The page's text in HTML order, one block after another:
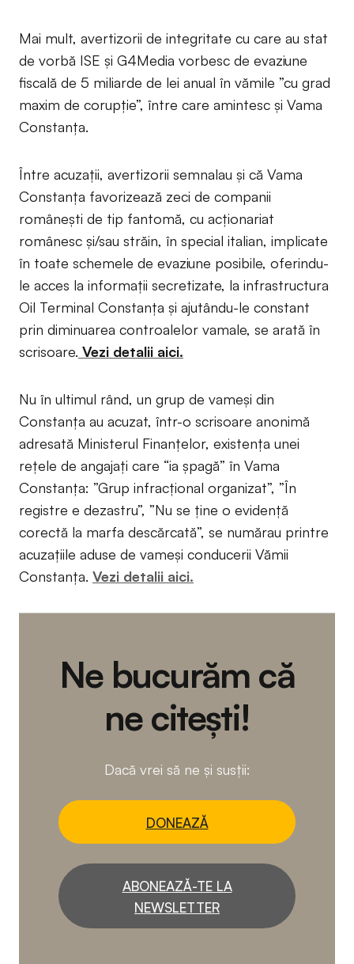
Mai mult, avertizorii de integritate cu care au stat
de vorbă ISE și G4Media vorbesc de evaziune
fiscală de 5 miliarde de lei anual în vămile ”cu grad
maxim de corupție”, între care amintesc și Vama
Constanța.
Între acuzații, avertizorii semnalau și că Vama
Constanța favorizează zeci de companii
românești de tip fantomă, cu acționariat
românesc și/sau străin, în special italian, implicate
în toate schemele de evaziune posibile, oferindu-
le acces la informații secretizate, la infrastructura
Oil Terminal Constanța și ajutându-le constant
prin diminuarea controalelor vamale, se arată în
scrisoare. Vezi detalii aici.
Nu în ultimul rând, un grup de vameși din
Constanța au acuzat, într-o scrisoare anonimă
adresată Ministerul Finanțelor, existența unei
rețele de angajați care “ia șpagă” în Vama
Constanța: ”Grup infracțional organizat”, ”În
registre e dezastru”, ”Nu se ține o evidență
corectă la marfa descărcată”, se numărau printre
acuzațiile aduse de vameși conducerii Vămii
Constanța. Vezi detalii aici.
Ne bucurăm că
ne citești!
Dacă vrei să ne și susții:
DONEAZĂ
ABONEAZĂ-TE LA
NEWSLETTER